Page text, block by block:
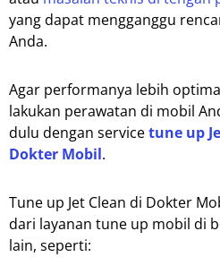
yang dapat mengganggu
Anda.
Agar performanya lebih
lakukan perawatan di mobil
dulu dengan servicetune up
Dokter Mobil.
Tune up Jet Clean di Dokter
dari layanan tune up mobil di
lain, seperti: